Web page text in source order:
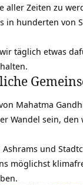
aller Zeiten zu
in hunderten von
täglich etwas
Mahatma
Wandel sein,
Ashrams und
möglichst